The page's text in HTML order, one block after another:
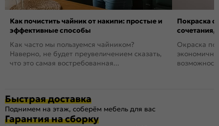
Как почистить чайник от накипи: простые и
эффективные способы
Как часто мы пользуемся чайником?
Наверно, не будет преувеличением сказать,
что это самая востребованная...
Покраска
сочетания,
Окраска
Быстрая доставка
Поднимем на этаж, соберём мебель для вас
Гарантия на сборку